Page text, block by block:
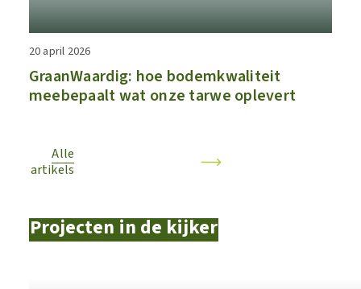
20 april 2026
GraanWaardig: hoe bodemkwaliteit
meebepaalt wat onze tarwe oplevert
Alle
artikels
Projecten in de kijker